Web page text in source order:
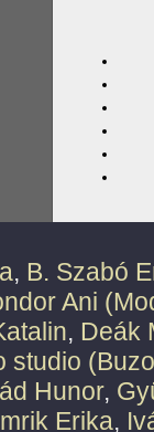
, B. Szabó
Ani
, Deák
studio
Hunor,
Erika,